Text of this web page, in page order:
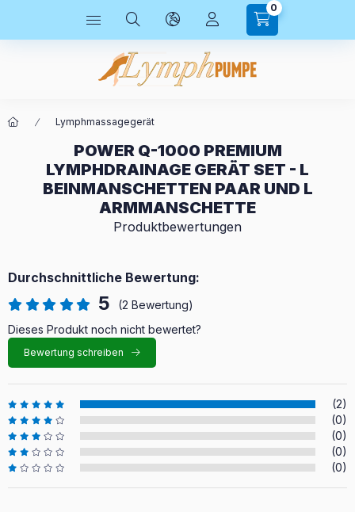
0
Lymphmassagegerät
POWER Q-1000 PREMIUM
LYMPHDRAINAGE GERÄT SET - L
BEINMANSCHETTEN PAAR UND L
ARMMANSCHETTE
Produktbewertungen
Durchschnittliche Bewertung:
5
(2 Bewertung)
Dieses Produkt noch nicht bewertet?
Bewertung schreiben
(2)
(0)
(0)
(0)
(0)